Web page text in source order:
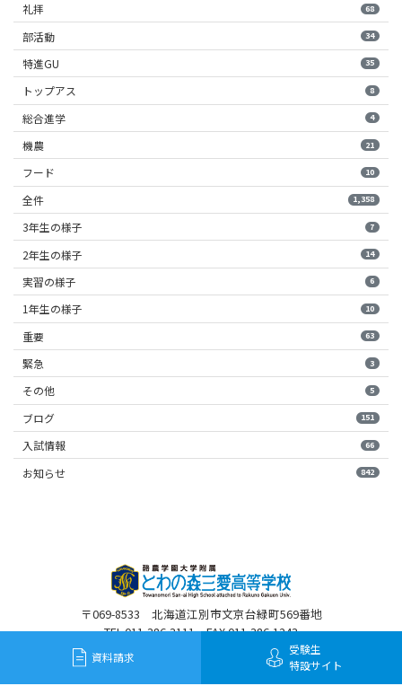
礼拝 68
部活動 34
特進GU 35
トップアス 8
総合進学 4
機農 21
フード 10
全件 1,358
3年生の様子 7
2年生の様子 14
実習の様子 6
1年生の様子 10
重要 63
緊急 3
その他 5
ブログ 151
入試情報 66
お知らせ 842
〒069-8533 北海道江別市文京台緑町569番地
TEL 011-386-3111 FAX 011-386-1243
資料請求
受験生
特設サイト